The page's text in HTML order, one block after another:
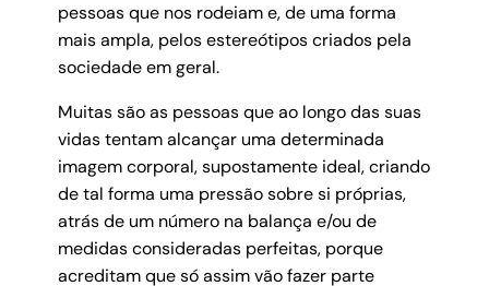
pessoas que nos rodeiam e, de uma forma
mais ampla, pelos estereótipos criados pela
sociedade em geral.
Muitas são as pessoas que ao longo das suas
vidas tentam alcançar uma determinada
imagem corporal, supostamente ideal, criando
de tal forma uma pressão sobre si próprias,
atrás de um número na balança e/ou de
medidas consideradas perfeitas, porque
acreditam que só assim vão fazer parte